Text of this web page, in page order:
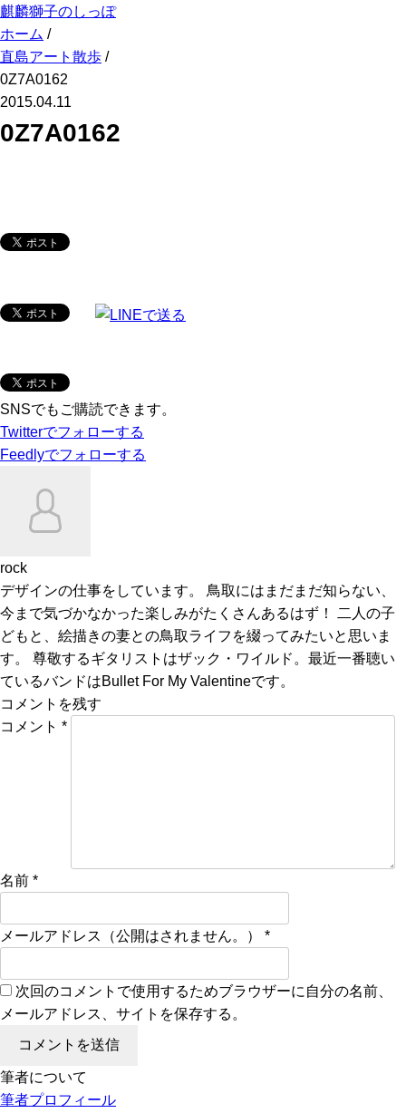
麒麟獅子のしっぽ
ホーム /
直島アート散歩 /
0Z7A0162
2015.04.11
0Z7A0162
SNSでもご購読できます。
Twitterでフォローする
Feedlyでフォローする
rock
デザインの仕事をしています。 鳥取にはまだまだ知らない、
今まで気づかなかった楽しみがたくさんあるはず！ 二人の子
どもと、絵描きの妻との鳥取ライフを綴ってみたいと思いま
す。 尊敬するギタリストはザック・ワイルド。最近一番聴い
ているバンドはBullet For My Valentineです。
コメントを残す
コメント *
名前 *
メールアドレス（公開はされません。） *
次回のコメントで使用するためブラウザーに自分の名前、
メールアドレス、サイトを保存する。
筆者について
筆者プロフィール